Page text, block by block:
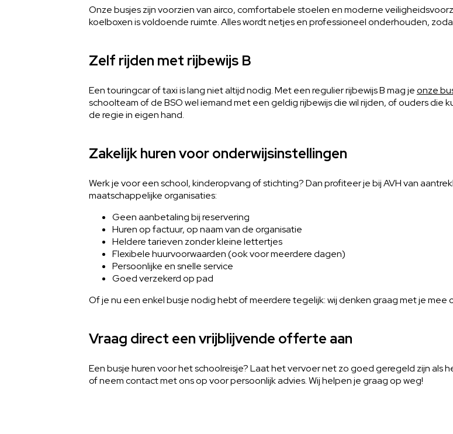
Onze busjes zijn voorzien van airco, comfortabele stoelen en moderne
koelboxen is voldoende ruimte. Alles wordt netjes en professioneel onderhouden,
Zelf rijden met rijbewijs B
Een touringcar of taxi is lang niet altijd nodig. Met een regulier rijbewijs B mag jeonze
schoolteam of de BSO wel iemand met een geldig rijbewijs die wil rijden, of ouders
de regie in eigen hand.
Zakelijk huren voor onderwijsinstellingen
Werk je voor een school, kinderopvang of stichting? Dan profiteer je bij AVH van
maatschappelijke organisaties:
Geen aanbetaling bij reservering
Huren op factuur, op naam van de organisatie
Heldere tarieven zonder kleine lettertjes
Flexibele huurvoorwaarden (ook voor meerdere dagen)
Persoonlijke en snelle service
Goed verzekerd op pad
Of je nu een enkel busje nodig hebt of meerdere tegelijk: wij denken graag met je
Vraag direct een vrijblijvende offerte aan
Een busje huren voor het schoolreisje? Laat het vervoer net zo goed geregeld zijn als
of neem contact met ons op voor persoonlijk advies. Wij helpen je graag op weg!